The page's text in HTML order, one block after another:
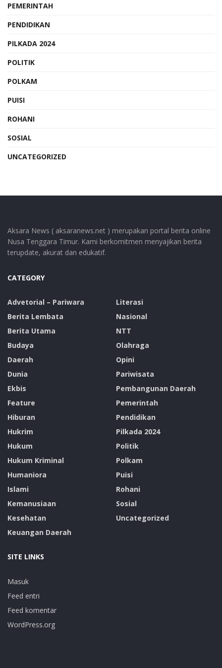
PEMERINTAH
PENDIDIKAN
PILKADA 2024
POLITIK
POLKAM
PUISI
ROHANI
SOSIAL
UNCATEGORIZED
Aksara News ( aksaranews.net ) merupakan portal berita online
Nusa Tenggara Timur. Kami berkomitmen menyajikan berita
terupdate, akurat dan edukatif.
CATEGORY
Advetorial – Pariwara
Berita Lembata
Berita Utama
Budaya
Daerah
Dunia
Ekbis
Feature
Hiburan
Hukrim
Hukum
Hukum Kriminal
Humaniora
Islami
Kemanusiaan
Kesehatan
Keuangan Daerah
Literasi
Nasional
NTT
Olahraga
Opini
Pariwisata
Pembangunan Daerah
Pemerintah
Pendidikan
Pilkada 2024
Politik
Polkam
Puisi
Rohani
Sosial
Uncategorized
SITE LINKS
Masuk
Feed entri
Feed komentar
WordPress.org